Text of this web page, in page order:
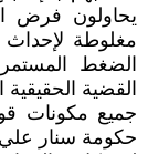
يحاولون فرض
مغلوطة
الضغط
القضية
جميع مكونات
حكومة سنار